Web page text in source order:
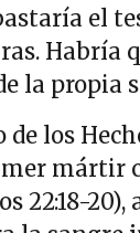
el
Habría
la propia
los
mártir
22:18-20),